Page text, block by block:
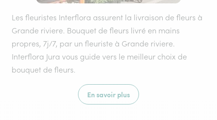
Les fleuristes Interflora assurent la livraison de fleurs à
Grande riviere. Bouquet de fleurs livré en mains
propres, 7j/7, par un fleuriste à Grande riviere.
Interflora Jura vous guide vers le meilleur choix de
bouquet de fleurs.
En savoir plus